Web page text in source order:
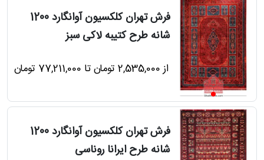
پرسش
های
متداول
رویه‌های
بازگرداندن
کالا
فرش تهران کلکسیون آوانگارد 1200
شانه طرح کتیبه لاکی سبز
از 2,535,000 تومان تا 77,211,000 تومان
فرش تهران کلکسیون آوانگارد 1200
شانه طرح ایرانا روناسی